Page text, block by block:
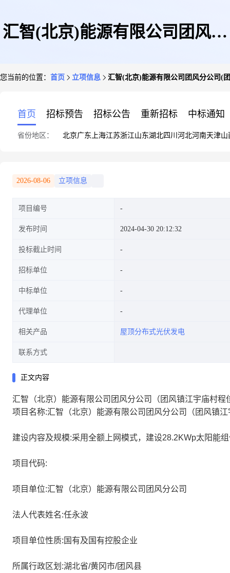
汇智(北京)能源有限公司团风分
项目
您当前的位置： 首页 立项信息 汇智(北京)能源有限公司团风分公司(
首页 招标预告 招标公告 重新招标 中标通知
省份地区： 北京广东 上海江苏浙江山东湖北四川 河北河南天津山
2026-08-06 立项信息
项目编号
发布时间 2024-04-30 20:12:32
投标截止时间
招标单位
中标单位
代理单位
相关产品 屋顶分布式光伏发电
联系方式
正文内容
汇智（北京）能源有限公司团风分公司（团风镇江宇庙村
项目名称:汇智（北京）能源有限公司团风分公司（团风镇
建设内容及规模:采用全额上网模式，建设28.2KWp太阳能
项目代码:
项目单位:汇智（北京）能源有限公司团风分公司
法人代表姓名:任永波
项目单位性质:国有及国有控股企业
所属行政区划:湖北省/黄冈市/团风县